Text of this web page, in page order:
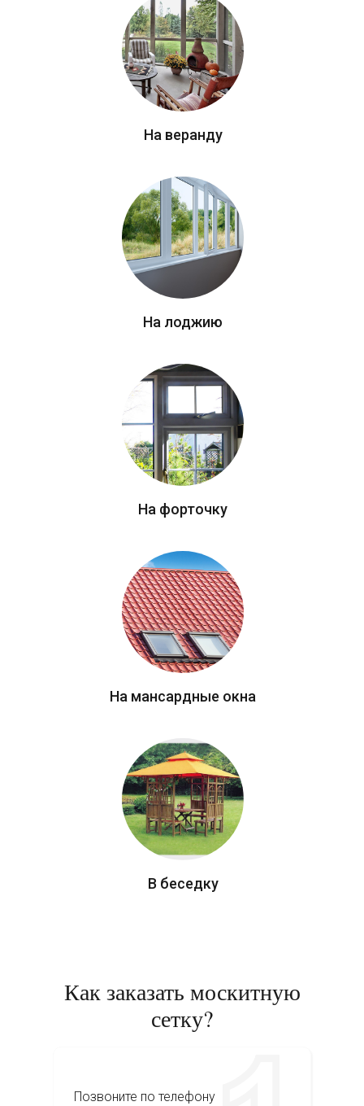
В беседку
На веранду
На лоджию
На мансардные окна
На форточку
Как заказать москитную
сетку?
Позвоните по телефону